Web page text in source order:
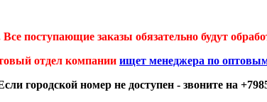
поступающие заказы обязательно будут
отдел компании ищет менеджера по
городской номер не доступен - звоните на